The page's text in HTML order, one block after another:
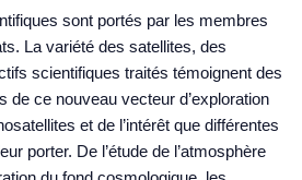
sont portés par les membres
La variété des satellites, des
scientifiques traités témoignent des
de ce nouveau vecteur d’exploration
et de l’intérêt que différentes
porter. De l’étude de l’atmosphère